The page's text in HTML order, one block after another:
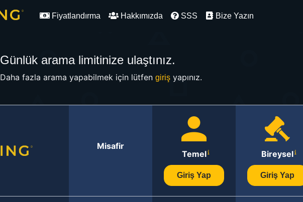
Fiyatlandırma Hakkımızda SSS Bize Yazın
Günlük arama limitinize ulaştınız.
Daha fazla arama yapabilmek için lütfen girişyapınız.
Misafir
Temel
Giriş Yap
Bireysel
Giriş Yap